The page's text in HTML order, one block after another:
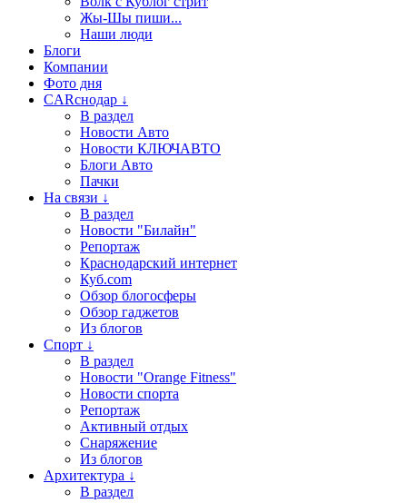
Жы-Шы пиши...
Наши люди
Блоги
Компании
Фото дня
CARснодар ↓
В раздел
Новости Авто
Новости КЛЮЧАВТО
Блоги Авто
Пачки
На связи ↓
В раздел
Новости "Билайн"
Репортаж
Краснодарский интернет
Куб.com
Обзор блогосферы
Обзор гаджетов
Из блогов
Спорт ↓
В раздел
Новости "Orange Fitness"
Новости спорта
Репортаж
Активный отдых
Снаряжение
Из блогов
Архитектура ↓
В раздел